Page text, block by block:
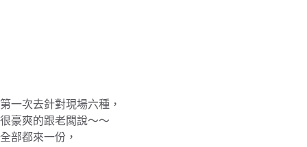
第一次去針對現場六種，
很豪爽的跟老闆說～～
全部都來一份，